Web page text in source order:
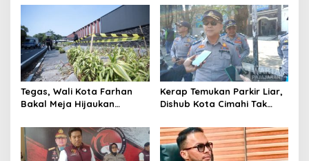
Cimahi Lakukan
Motor Berknalpot Brong
Tegas, Wali Kota Farhan
Bakal Meja Hijaukan
Riau
Kerap Temukan Parkir Liar,
Dishub Kota Cimahi Tak
Pembinaan